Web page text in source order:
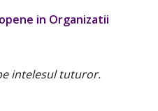
in Organizatii
intelesul tuturor.